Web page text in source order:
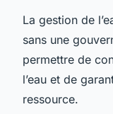
La gestion de
sans une
permettre de
l’eau et de
ressource.